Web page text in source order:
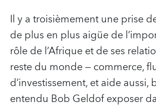
Il y a troisièmement une prise
de plus en plus aigüe de
rôle de l’Afrique et de ses
reste du monde — commerce,
d’investissement, et aide aussi,
entendu Bob Geldof exposer